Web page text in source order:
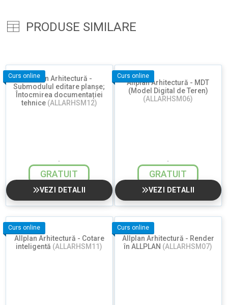
PRODUSE SIMILARE
Curs onlineAllplan Arhitectură -
Submodulul editare planșe;
Întocmirea documentației
tehnice (ALLARHSM12)
GRATUIT
VEZI DETALII
Curs online
Allplan Arhitectură - MDT
(Model Digital de Teren)
(ALLARHSM06)
GRATUIT
VEZI DETALII
Curs online
Allplan Arhitectură - Cotare
inteligentă (ALLARHSM11)
Curs online
Allplan Arhitectură - Render
în ALLPLAN (ALLARHSM07)